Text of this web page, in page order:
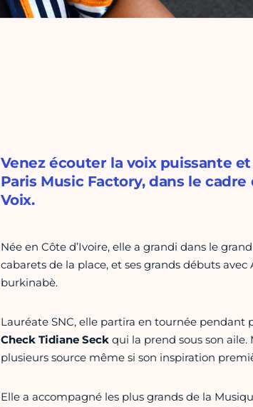
Venez écouter la voix puissante
Paris Music Factory, dans le
Voix.
Née en Côte d’Ivoire, elle a grandi dans le
cabarets de la place, et ses grands débuts
burkinabè.
Lauréate SNC, elle partira en tournée
Check Tidiane Seckqui la prend sous son aile.
plusieurs source même si son inspiration
Elle a accompagné les plus grands de la